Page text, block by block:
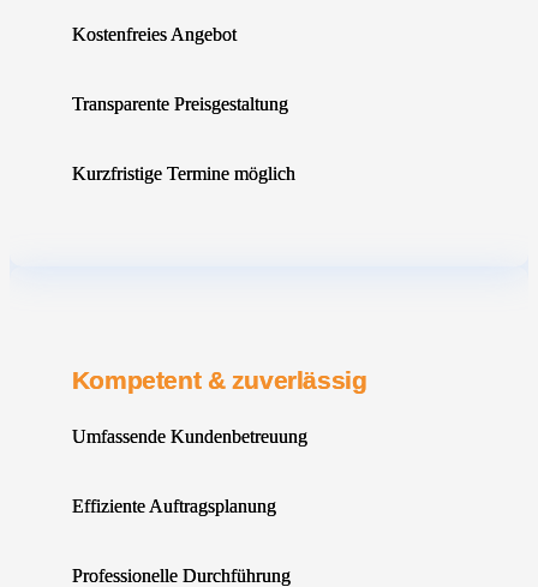
Kostenfreies Angebot
Transparente Preisgestaltung
Kurzfristige Termine möglich
Kompetent & zuverlässig
Umfassende Kundenbetreuung
Effiziente Auftragsplanung
Professionelle Durchführung